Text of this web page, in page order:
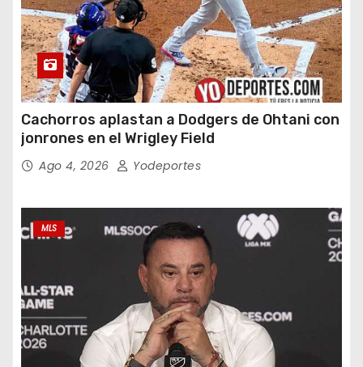
Cachorros aplastan a Dodgers de Ohtani con
jonrones en el Wrigley Field
Ago 4, 2026 Yodeportes
MLS